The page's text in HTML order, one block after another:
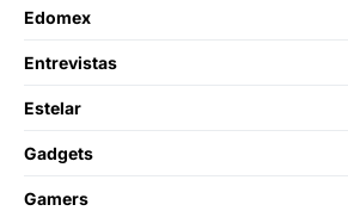
Edomex
Entrevistas
Estelar
Gadgets
Gamers